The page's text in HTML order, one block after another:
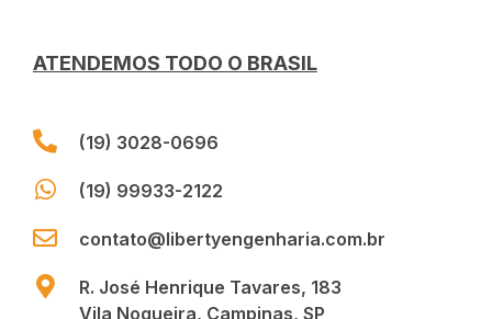
ATENDEMOS TODO O BRASIL
(19) 3028-0696
(19) 99933-2122
contato@libertyengenharia.com.br
R. José Henrique Tavares, 183
Vila Nogueira, Campinas, SP